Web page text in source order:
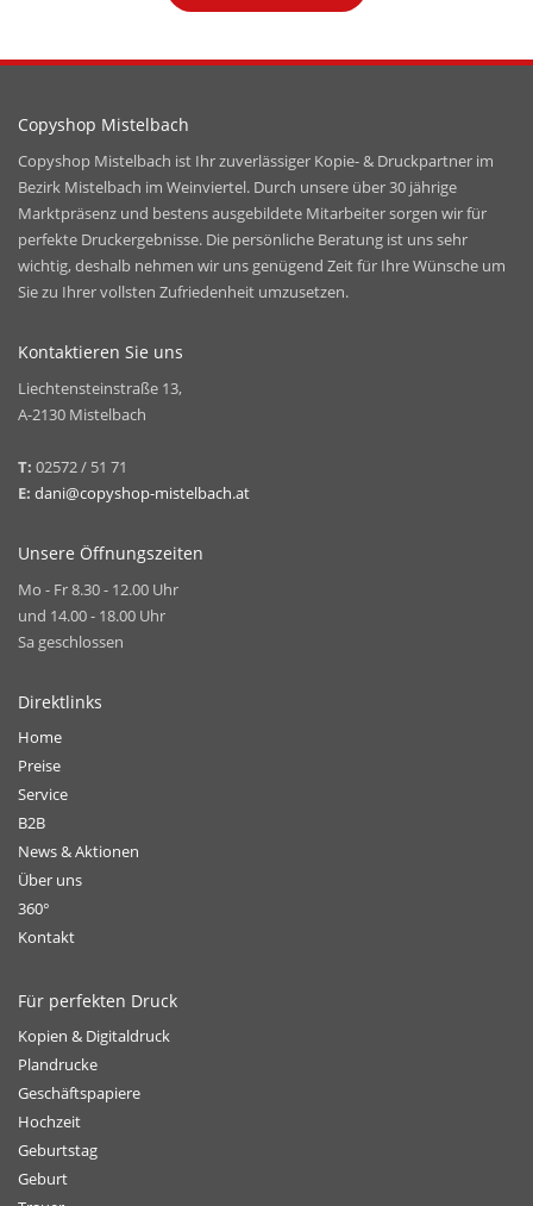
Copyshop Mistelbach
Copyshop Mistelbach ist Ihr zuverlässiger Kopie- & Druckpartner im
Bezirk Mistelbach im Weinviertel. Durch unsere über 30 jährige
Marktpräsenz und bestens ausgebildete Mitarbeiter sorgen wir für
perfekte Druckergebnisse. Die persönliche Beratung ist uns sehr
wichtig, deshalb nehmen wir uns genügend Zeit für Ihre Wünsche um
Sie zu Ihrer vollsten Zufriedenheit umzusetzen.
Kontaktieren Sie uns
Liechtensteinstraße 13,
A-2130 Mistelbach
T: 02572 / 51 71
E: dani@copyshop-mistelbach.at
Unsere Öffnungszeiten
Mo - Fr 8.30 - 12.00 Uhr
und 14.00 - 18.00 Uhr
Sa geschlossen
Direktlinks
Home
Preise
Service
B2B
News & Aktionen
Über uns
360°
Kontakt
Für perfekten Druck
Kopien & Digitaldruck
Plandrucke
Geschäftspapiere
Hochzeit
Geburtstag
Geburt